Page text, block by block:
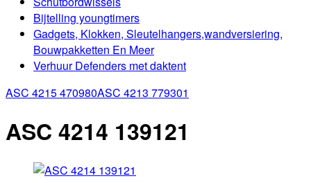
Bijtelling youngtimers
Gadgets, Klokken, Sleutelhangers,wandversiering,
Bouwpakketten En Meer
Verhuur Defenders met daktent
ASC 4215 470980ASC 4213 779301
ASC 4214 139121